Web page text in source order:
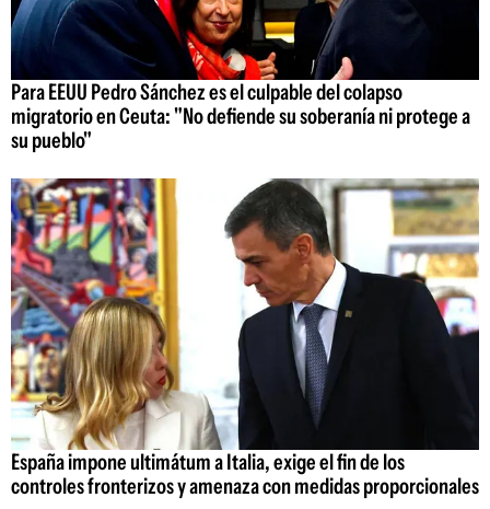
Para EEUU Pedro Sánchez es el culpable del colapso
migratorio en Ceuta: "No defiende su soberanía ni protege a
su pueblo"
España impone ultimátum a Italia, exige el fin de los
controles fronterizos y amenaza con medidas proporcionales